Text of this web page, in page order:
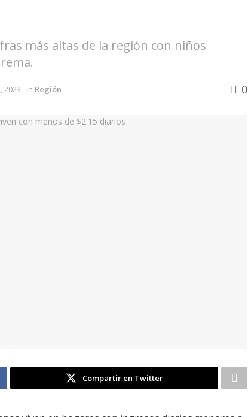
más altas de la región con niños
2023 in Región 0
Compartir en Twitter